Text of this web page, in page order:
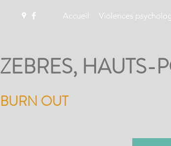
Accueil Violences
ZEBRES, HAUTS-
BURN OUT